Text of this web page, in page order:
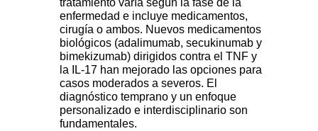
tratamiento varía según la fase de la
enfermedad e incluye medicamentos,
cirugía o ambos. Nuevos medicamentos
biológicos (adalimumab, secukinumab y
bimekizumab) dirigidos contra el TNF y
la IL-17 han mejorado las opciones para
casos moderados a severos. El
diagnóstico temprano y un enfoque
personalizado e interdisciplinario son
fundamentales.